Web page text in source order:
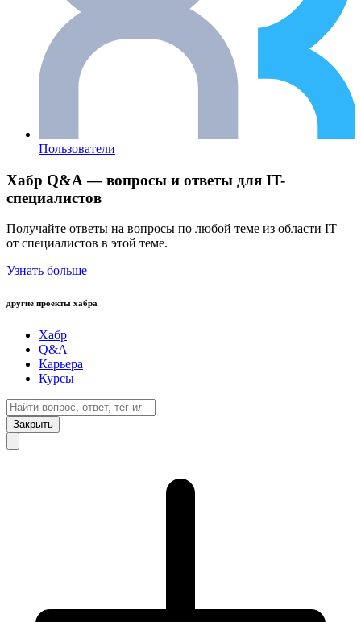
Пользователи
Хабр Q&A — вопросы и ответы для IT-
специалистов
Получайте ответы на вопросы по любой теме из области IT
от специалистов в этой теме.
Узнать больше
другие проекты хабра
Хабр
Q&A
Карьера
Курсы
Закрыть